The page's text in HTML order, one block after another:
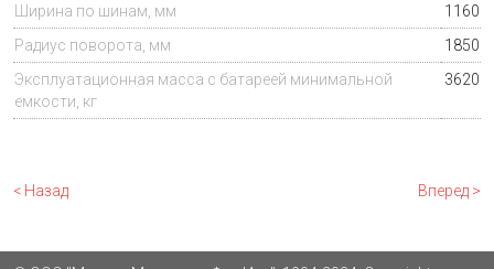
Ширина по шинам, мм
1160
Радиус поворота, мм
1850
Эксплуатационная масса с батареей минимальной
емкости, кг
3620
< Назад Вперед >